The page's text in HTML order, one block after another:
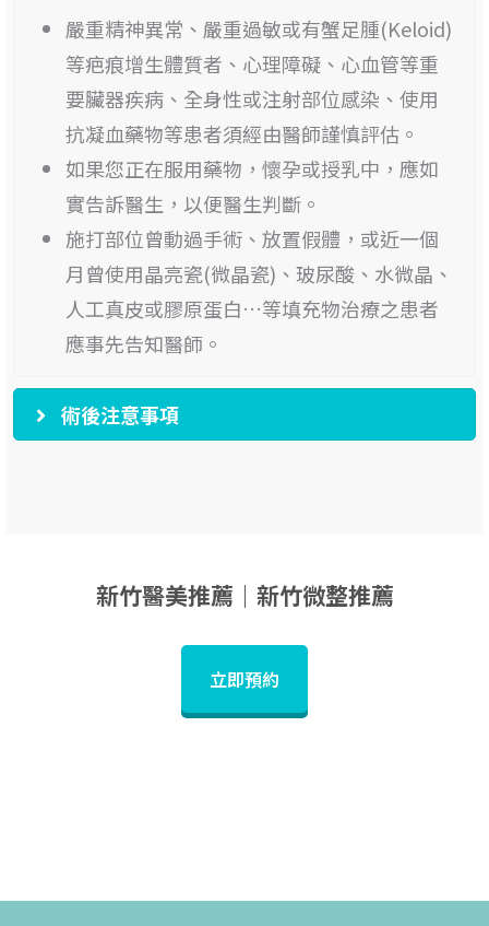
嚴重精神異常、嚴重過敏或有蟹足腫(Keloid)
等疤痕增生體質者、心理障礙、心血管等重
要臟器疾病、全身性或注射部位感染、使用
抗凝血藥物等患者須經由醫師謹慎評估。
如果您正在服用藥物，懷孕或授乳中，應如
實告訴醫生，以便醫生判斷。
施打部位曾動過手術、放置假體，或近一個
月曾使用晶亮瓷(微晶瓷)、玻尿酸、水微晶、
人工真皮或膠原蛋白…等填充物治療之患者
應事先告知醫師。
術後注意事項
新竹醫美推薦｜新竹微整推薦
立即預約